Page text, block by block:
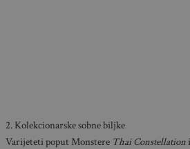
2. Kolekcionarske sobne biljke
Varijeteti poput Monstere Thai Constellation